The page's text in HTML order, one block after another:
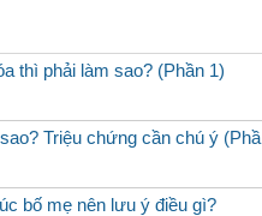
thì phải làm sao? (Phần 1)
Triệu chứng cần chú ý
bố mẹ nên lưu ý điều gì?